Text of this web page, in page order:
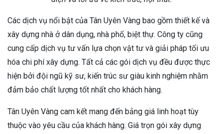
Các dịch vụ nổi bật của Tân Uyên Vàng bao gồm thiết kế và
xây dựng nhà ở dân dụng, nhà phố, biệt thự. Công ty cũng
cung cấp dịch vụ tư vấn lựa chọn vật tư và giải pháp tối ưu
hóa chi phí xây dựng. Tất cả các gói dịch vụ đều được thực
hiện bởi đội ngũ kỹ sư, kiến trúc sư giàu kinh nghiệm nhằm
đảm bảo chất lượng tốt nhất cho khách hàng.
Tân Uyên Vàng cam kết mang đến bảng giá linh hoạt tùy
thuộc vào yêu cầu của khách hàng. Giá trọn gói xây dựng